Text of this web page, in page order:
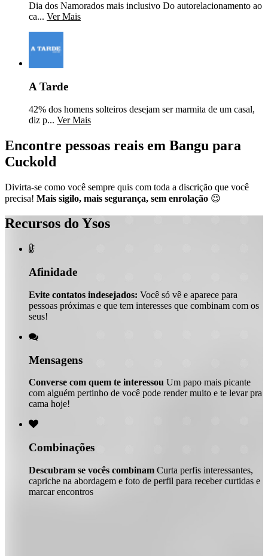
Dia dos Namorados mais inclusivo Do autorelacionamento ao
ca... Ver Mais
A Tarde
42% dos homens solteiros desejam ser marmita de um casal,
diz p... Ver Mais
Encontre pessoas reais em Bangu para
Cuckold
Divirta-se como você sempre quis com toda a discrição que você
precisa! Mais sigilo, mais segurança, sem enrolação 😉
Recursos do Ysos

Afinidade
Evite contatos indesejados: Você só vê e aparece para
pessoas próximas e que tem interesses que combinam com os
seus!

Mensagens
Converse com quem te interessou Um papo mais picante
com alguém pertinho de você pode render muito e te levar pra
cama hoje!

Combinações
Descubram se vocês combinam Curta perfis interessantes,
capriche na abordagem e foto de perfil para receber curtidas e
marcar encontros